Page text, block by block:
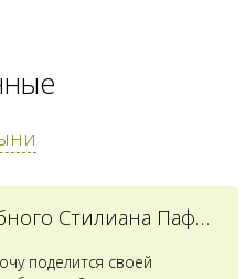
Чудо святого Преподобного Стилиана Пафлагонского
поделится своей